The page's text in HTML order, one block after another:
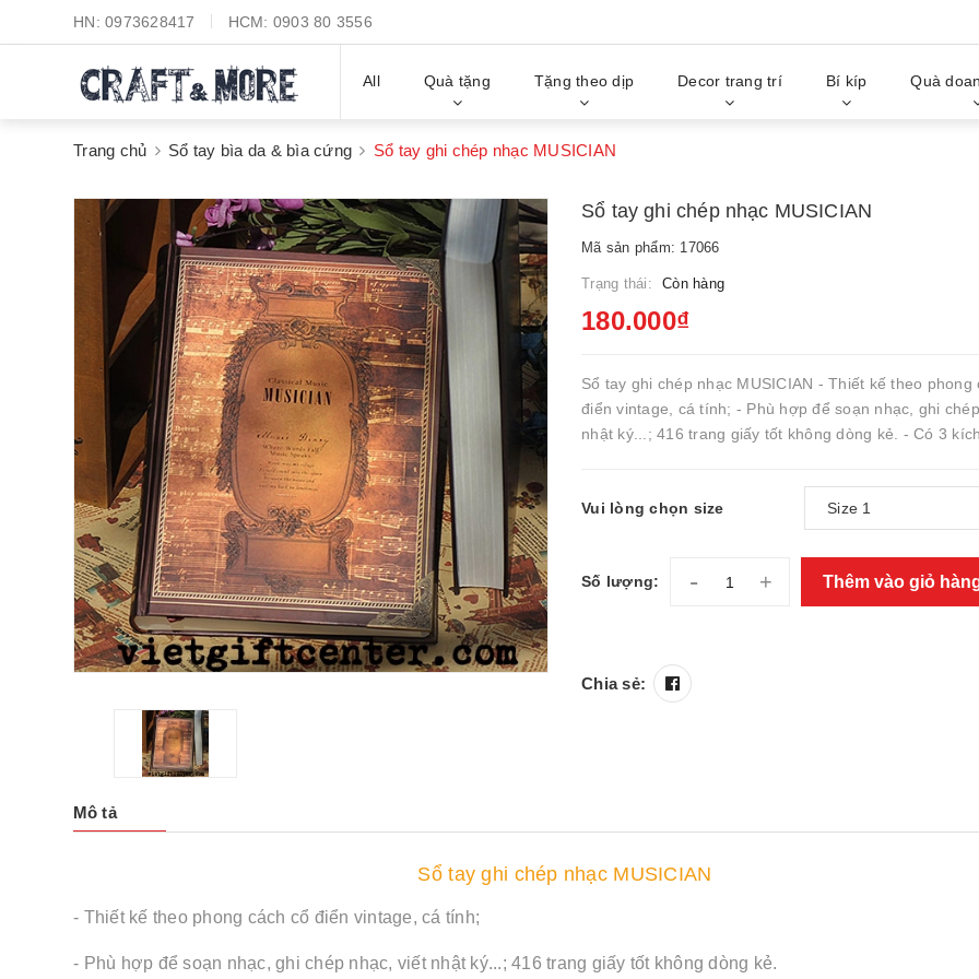
HN: 0973628417 HCM: 0903 80 3556
All Quà tặng Tặng theo dịp Decor trang trí Bí kíp Quà
Trang chủ Sổ tay bìa da & bìa cứng Sổ tay ghi chép nhạc MUSICIAN
Sổ tay ghi chép nhạc MUSICIAN
Mã sản phẩm: 17066
Trạng thái: Còn hàng
180.000₫
Sổ tay ghi chép nhạc MUSICIAN - Thiết kế theo phong
điển vintage, cá tính; - Phù hợp để soạn nhạc, ghi
nhật ký...; 416 trang giấy tốt không dòng kẻ. - Có 3
Vui lòng chọn size
Số lượng: - + Thêm vào giỏ
Chia sẻ:
Mô tả
Sổ tay ghi chép nhạc MUSICIAN
- Thiết kế theo phong cách cổ điển vintage, cá tính;
- Phù hợp để soạn nhạc, ghi chép nhạc, viết nhật ký...; 416 trang giấy tốt không dòng kẻ.